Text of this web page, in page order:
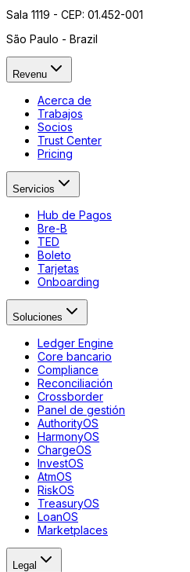
Sala 1119 - CEP: 01.452-001
São Paulo - Brazil
Revenu
Acerca de
Trabajos
Socios
Trust Center
Pricing
Servicios
Hub de Pagos
Bre-B
TED
Boleto
Tarjetas
Onboarding
Soluciones
Ledger Engine
Core bancario
Compliance
Reconciliación
Crossborder
Panel de gestión
AuthorityOS
HarmonyOS
ChargeOS
InvestOS
AtmOS
RiskOS
TreasuryOS
LoanOS
Marketplaces
Legal